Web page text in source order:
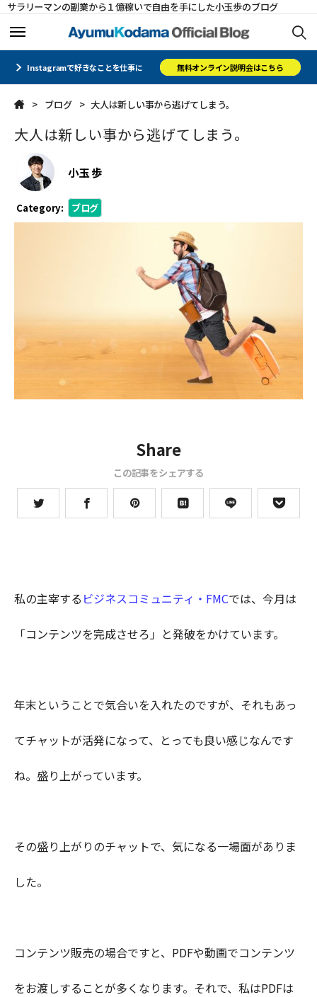
サラリーマンの副業から１億稼いで自由を手にした小玉歩のブログ
ホーム
メルマガ
コミュニティ
オフィシャルサイト
会社概要
CLOSE
ホーム
メルマガ
コミュニティ
オフィシャルサイト
会社概要
CLOSE
Instagramで好きなことを仕事に 無料オンライン説明会はこちら
ブログ 大人は新しい事から逃げてしまう。
大人は新しい事から逃げてしまう。
小玉 歩
Category: ブログ
Share
この記事をシェアする
私の主宰する ビジネスコミュニティ・FMCでは、今月は
「コンテンツを完成させろ」と発破をかけています。
年末ということで気合いを入れたのですが、それもあっ
てチャットが活発になって、とっても良い感じなんです
ね。盛り上がっています。
その盛り上がりのチャットで、気になる一場面がありま
した。
コンテンツ販売の場合ですと、PDFや動画でコンテンツ
をお渡しすることが多くなります。それで、私はPDFは